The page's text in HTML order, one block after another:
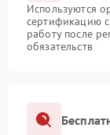
Используются
сертификацию
работу после
обязательств